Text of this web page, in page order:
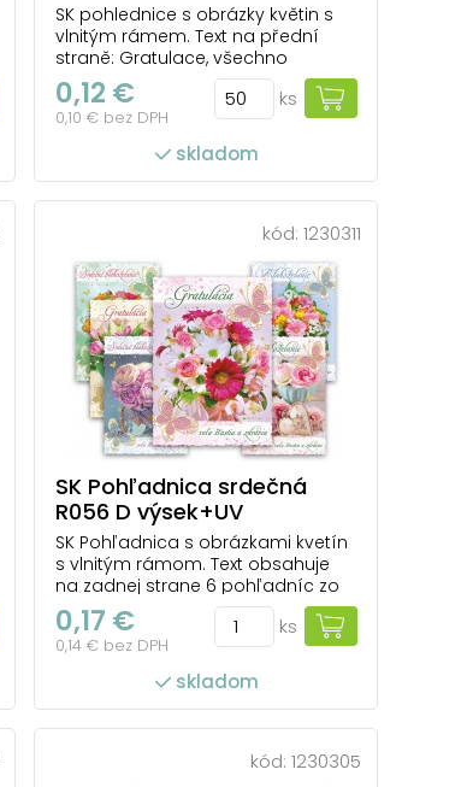
SK pohlednice s obrázky květin s
vlnitým rámem. Text na přední
straně: Gratulace, všechno
nejlepší, blahopřání, srdečné
blahopřání, srdečná gratulace
Text na zadní straně: Pohlednice 1:
Všechno nejlepší, hodně zdraví,
štěstí, lásky a spokojenosti přeje
Pohlednice 2: Ať je krásný neje...
0,12 €
0,10 € bez DPH
ks
skladom
kód: 1230311
SK Pohľadnica srdečná
R056 D výsek+UV
SK Pohľadnica s obrázkami kvetín
s vlnitým rámom. Text obsahuje
na zadnej strane 6 pohľadníc zo
6. Text na prednej strane:
Blahoželanie – veľa šťastia a
zdravia, Gratulácia – veľa šťastia
a zdravia, Srdečné blahoželanie –
veľa šťastia a zdravia Text na
zadnej str...
0,17 €
0,14 € bez DPH
ks
skladom
kód: 1230305